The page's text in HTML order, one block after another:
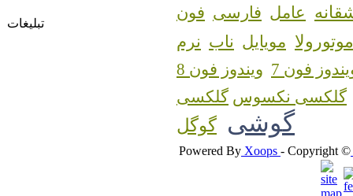
تبلیغات
عامل فارسی فون
موتورولا مویایل ناب نرم
فون 7
ویندوز فون 8
گلکسی نکسوس
گوشی گوگل
Powered By Xoops - Copyright ©